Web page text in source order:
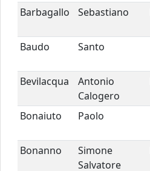
Barbagallo
Sebastiano
Baudo
Santo
Bevilacqua
Antonio
Calogero
Bonaiuto
Paolo
Bonanno
Simone
Salvatore